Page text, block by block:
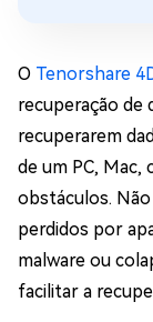
O Tenorshare
recuperação de
recuperarem
de um PC, Mac,
obstáculos.
perdidos por
malware ou
facilitar a